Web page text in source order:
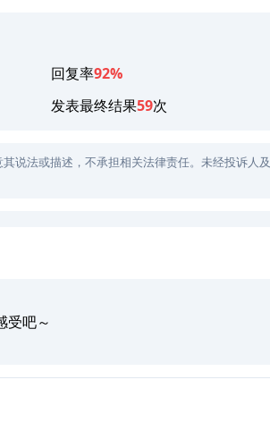
回复率92%
发表最终结果59次
说法或描述，不承担相关法律责任。未经投诉人及
受吧～